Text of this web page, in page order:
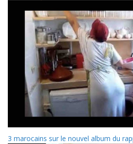
3 marocains sur le nouvel album du